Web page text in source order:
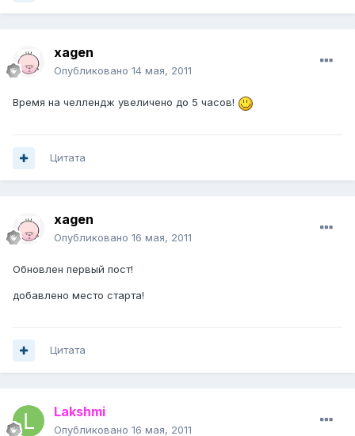
xagen
Опубликовано 14 мая, 2011
Время на челлендж увеличено до 5 часов!
Цитата
xagen
Опубликовано 16 мая, 2011
Обновлен первый пост!
добавлено место старта!
Цитата
Lakshmi
Опубликовано 16 мая, 2011